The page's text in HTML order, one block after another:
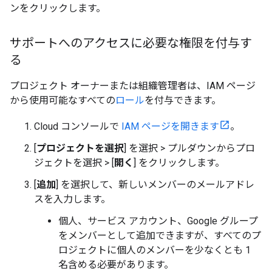
ンをクリックします。
サポートへのアクセスに必要な権限を付与す
る
プロジェクト オーナーまたは組織管理者は、IAM ページ
から使用可能なすべてのロールを付与できます。
Cloud コンソールで IAM ページを開きます
。
[プロジェクトを選択] を選択 > プルダウンからプロ
ジェクトを選択 > [開く ] をクリックします。
[追加] を選択して、新しいメンバーのメールアドレ
スを入力します。
個人、サービス アカウント、Google グループ
をメンバーとして追加できますが、すべてのプ
ロジェクトに個人のメンバーを少なくとも 1
名含める必要があります。